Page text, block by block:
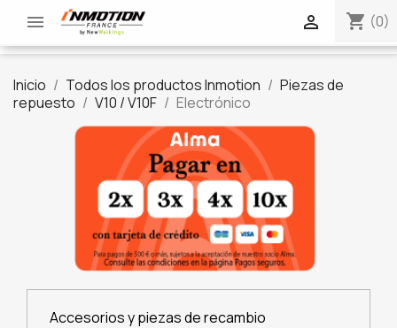
 shopping_cart (0)

Inicio Todos los productos Inmotion
Piezas de
repuesto
V10 / V10F Electrónico
Accesorios y piezas de recambio